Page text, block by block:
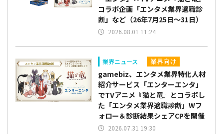
コラボ企画「エンタメ業界適職診
断」など（26年7月25日～31日）
2026.08.01 11:24
業界ニュース 業界向け
gamebiz、エンタメ業界特化人材
紹介サービス「エンターエンタ」
でTVアニメ『猫と竜』とコラボし
た「エンタメ業界適職診断」Wフ
ォロー＆診断結果シェアCPを開催
2026.07.31 19:30